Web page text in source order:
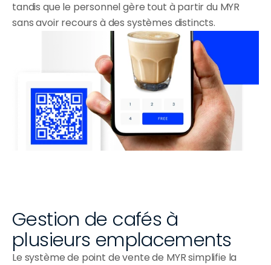
tandis que le personnel gère tout à partir du MYR
sans avoir recours à des systèmes distincts.
Gestion de cafés à
plusieurs emplacements
Le système de point de vente de MYR simplifie la